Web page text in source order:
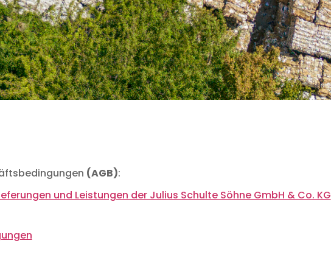
(AGB):
und Leistungen der Julius Schulte Söhne GmbH & Co. KG